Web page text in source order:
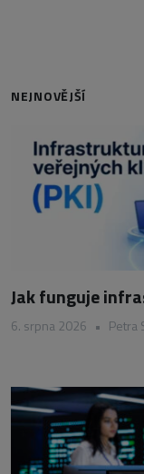
NEJNOVĚJŠÍ
Jak funguje
6. srpna 2026 • Petra